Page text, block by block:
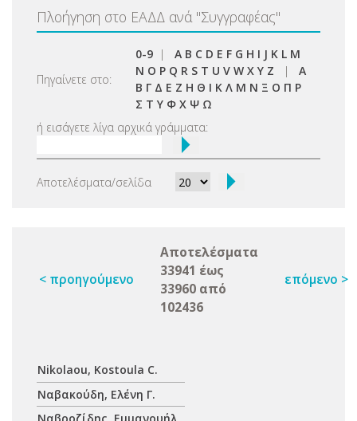
Πλοήγηση στο ΕΑΔΔ ανά "Συγγραφέας"
Πηγαίνετε στο:
0-9 | A B C D E F G H I J K L M
N O P Q R S T U V W X Y Z | Α
Β Γ Δ Ε Ζ Η Θ Ι Κ Λ Μ Ν Ξ Ο Π Ρ
Σ Τ Υ Φ Χ Ψ Ω
ή εισάγετε λίγα αρχικά γράμματα:
Αποτελέσματα/σελίδα
< προηγούμενο
Αποτελέσματα
33941 έως
33960 από
102436
επόμενο >
Νikolaou, Kostoula C.
Ναβακούδη, Ελένη Γ.